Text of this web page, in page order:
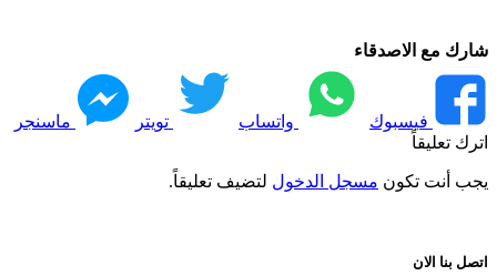
شارك مع الاصدقاء
فيسبوك واتساب تويتر ماسنجر
اترك تعليقاً
يجب أنت تكون مسجل الدخول لتضيف تعليقاً.
اتصل بنا الان